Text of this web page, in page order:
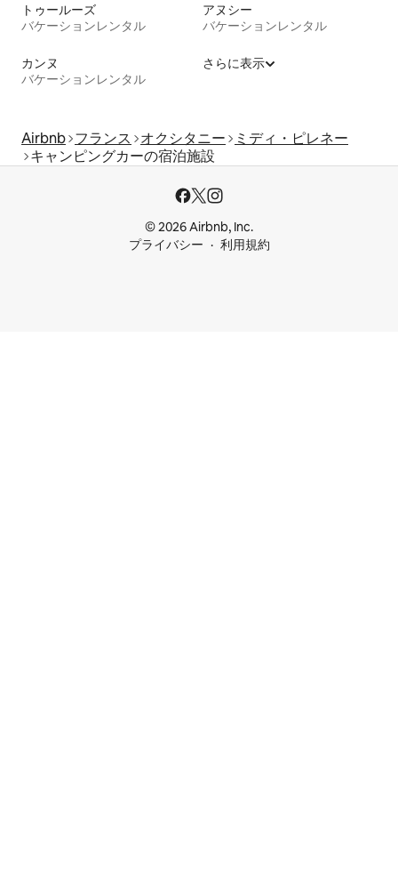
トゥールーズ
バケーションレンタル
アヌシー
バケーションレンタル
カンヌ
バケーションレンタル
さらに表示
Airbnb フランス オクシタニー
ミディ・ピレネー
キャンピングカーの宿泊施設
© 2026 Airbnb, Inc.
プライバシー
利用規約